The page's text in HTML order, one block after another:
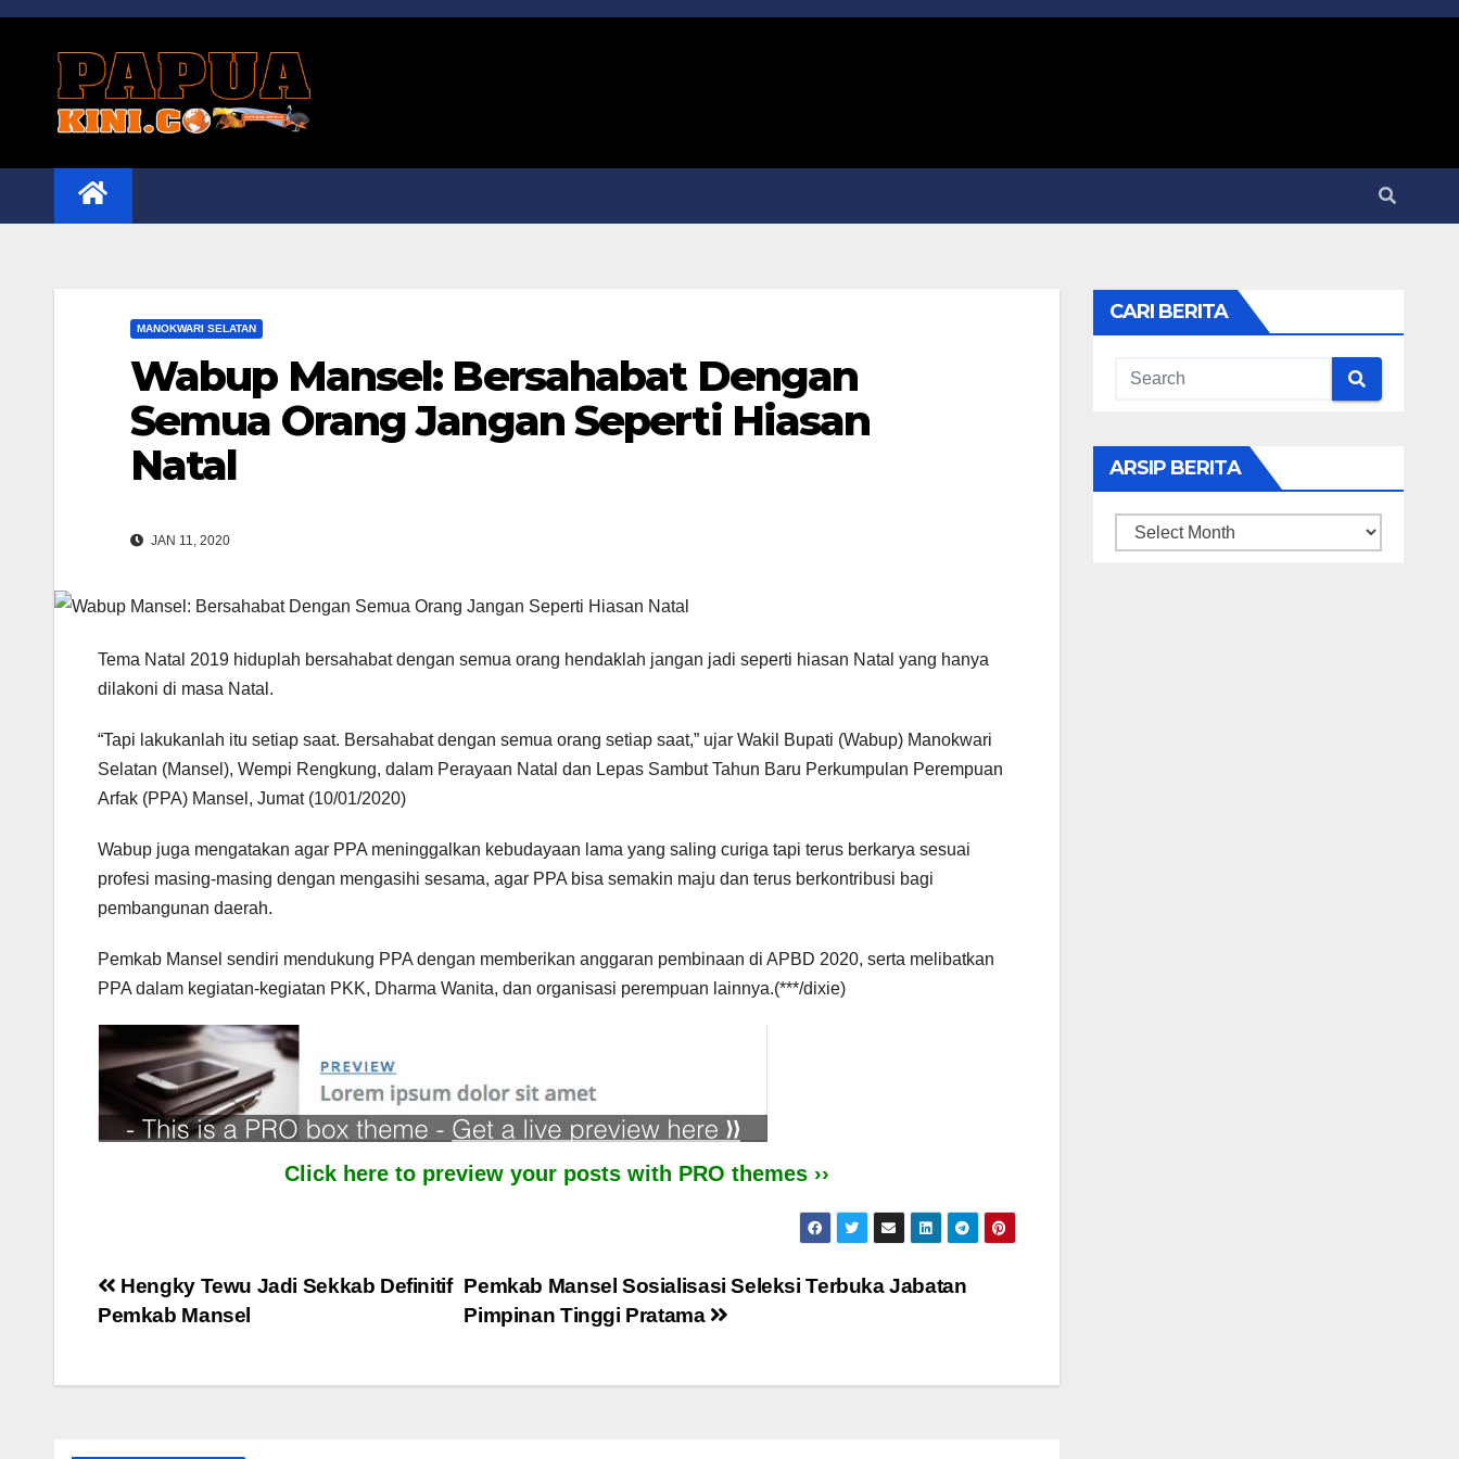
Skip
MANOKWARI SELATAN
Wabup Mansel: Bersahabat Dengan
Semua Orang Jangan Seperti Hiasan
Natal
JAN 11, 2020
Tema Natal 2019 hiduplah bersahabat dengan semua orang hendaklah jangan jadi seperti hiasan Natal yang hanya
dilakoni di masa Natal.
“Tapi lakukanlah itu setiap saat. Bersahabat dengan semua orang setiap saat,” ujar Wakil Bupati (Wabup) Manokwari
Selatan (Mansel), Wempi Rengkung, dalam Perayaan Natal dan Lepas Sambut Tahun Baru Perkumpulan Perempuan
Arfak (PPA) Mansel, Jumat (10/01/2020)
Wabup juga mengatakan agar PPA meninggalkan kebudayaan lama yang saling curiga tapi terus berkarya sesuai
profesi masing-masing dengan mengasihi sesama, agar PPA bisa semakin maju dan terus berkontribusi bagi
pembangunan daerah.
Pemkab Mansel sendiri mendukung PPA dengan memberikan anggaran pembinaan di APBD 2020, serta melibatkan
PPA dalam kegiatan-kegiatan PKK, Dharma Wanita, dan organisasi perempuan lainnya.(***/dixie)
Click here to preview your posts with PRO themes ››
Post
Pemkab Mansel Sosialisasi Seleksi Terbuka Jabatan
Pimpinan Tinggi Pratama
Hengky Tewu Jadi Sekkab Definitif
Pemkab Mansel
CARI BERITA
ARSIP BERITA
ARSIP